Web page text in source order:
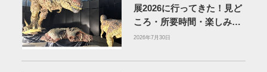
展2026に行ってきた！見ど
ころ・所要時間・楽しみ方
を紹介
2026年7月30日